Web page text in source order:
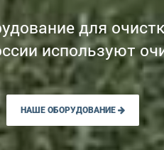
для
используют
НАШЕ ОБОРУДОВАНИЕ